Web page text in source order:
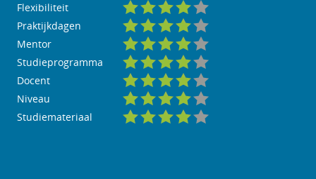
Flexibiliteit
Praktijkdagen
Mentor
Studieprogramma
Docent
Niveau
Studiemateriaal